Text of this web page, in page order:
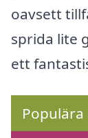
oavsett
sprida lite
ett